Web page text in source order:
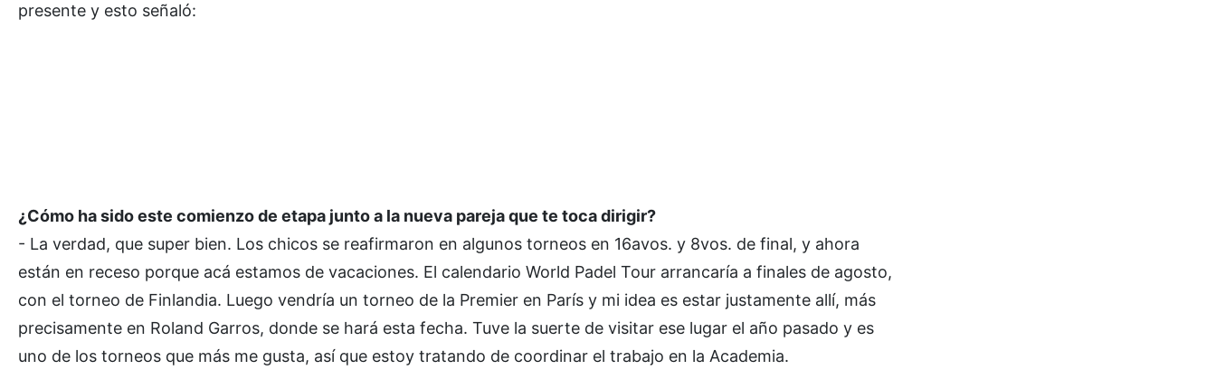
presente y esto señaló:
¿Cómo ha sido este comienzo de etapa junto a la nueva pareja que te toca dirigir?
- La verdad, que super bien. Los chicos se reafirmaron en algunos torneos en 16avos. y 8vos. de final, y ahora
están en receso porque acá estamos de vacaciones. El calendario World Padel Tour arrancaría a finales de agosto,
con el torneo de Finlandia. Luego vendría un torneo de la Premier en París y mi idea es estar justamente allí, más
precisamente en Roland Garros, donde se hará esta fecha. Tuve la suerte de visitar ese lugar el año pasado y es
uno de los torneos que más me gusta, así que estoy tratando de coordinar el trabajo en la Academia.